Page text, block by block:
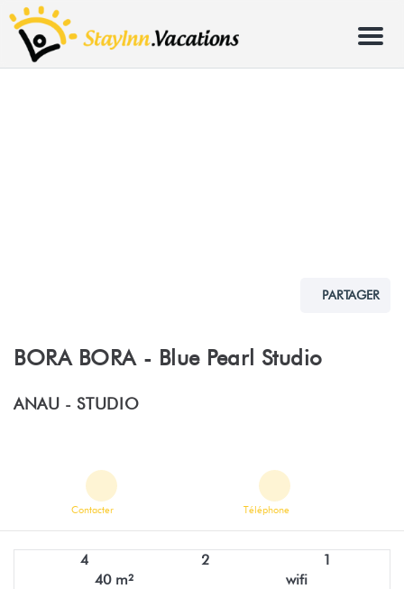
Menu
PARTAGER
BORA BORA - Blue Pearl Studio
ANAU -STUDIO
Contacter Téléphone
4 2
1
40 m²
wifi